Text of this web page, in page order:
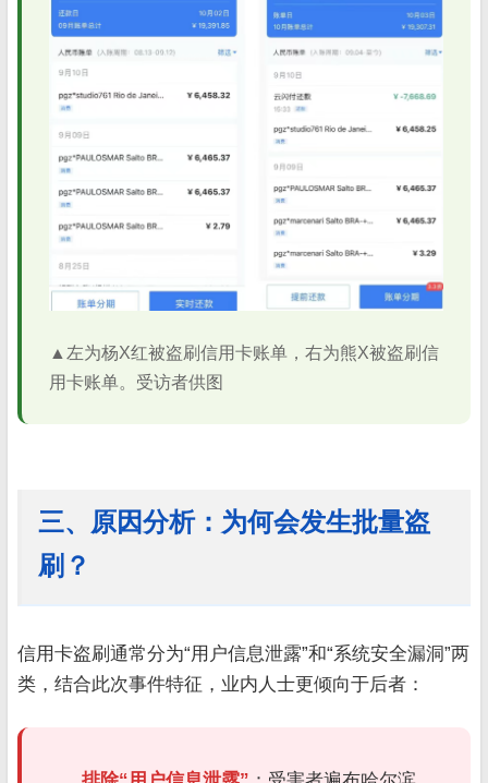
▲左为杨X红被盗刷信用卡账单，右为熊X被盗刷信
用卡账单。受访者供图
三、原因分析：为何会发生批量盗
刷？
信用卡盗刷通常分为“用户信息泄露”和“系统安全漏洞”两
类，结合此次事件特征，业内人士更倾向于后者：